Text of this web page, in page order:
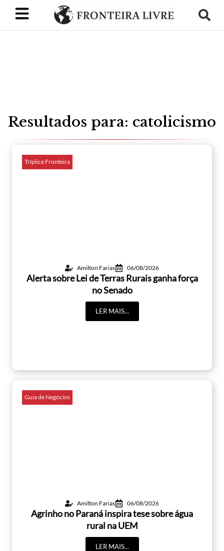
Resultados para: catolicismo
Tríplice Fronteira
Amilton Farias 06/08/2026
Alerta sobre Lei de Terras Rurais ganha força
no Senado
LER MAIS...
Guia de Negócios
Amilton Farias 06/08/2026
Agrinho no Paraná inspira tese sobre água
rural na UEM
LER MAIS...